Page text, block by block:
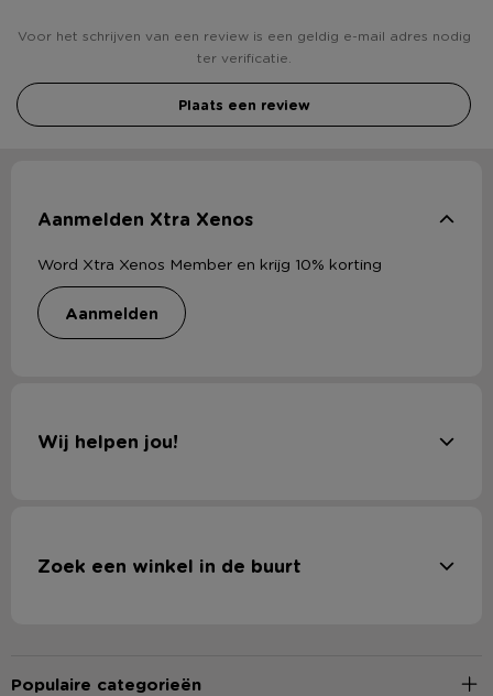
Voor het schrijven van een review is een geldig e-mail adres nodig
ter verificatie.
Plaats een review
Aanmelden Xtra Xenos
Word Xtra Xenos Member en krijg 10% korting
aanmelden
Wij helpen jou!
Zoek een winkel in de buurt
Populaire categorieën